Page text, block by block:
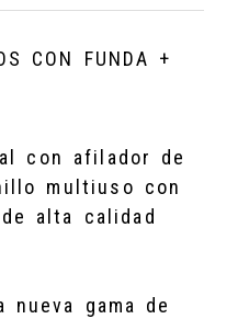
CON FUNDA +
con afilador de
multiuso con
alta calidad
nueva gama de